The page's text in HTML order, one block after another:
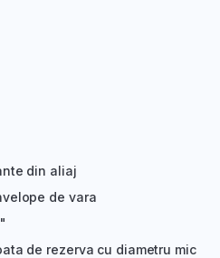
din aliaj
de vara
de rezerva cu diametru mic